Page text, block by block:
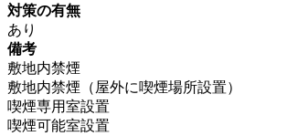
対策の有無
あり
備考
敷地内禁煙
敷地内禁煙（屋外に喫煙場所設置）
喫煙専用室設置
喫煙可能室設置